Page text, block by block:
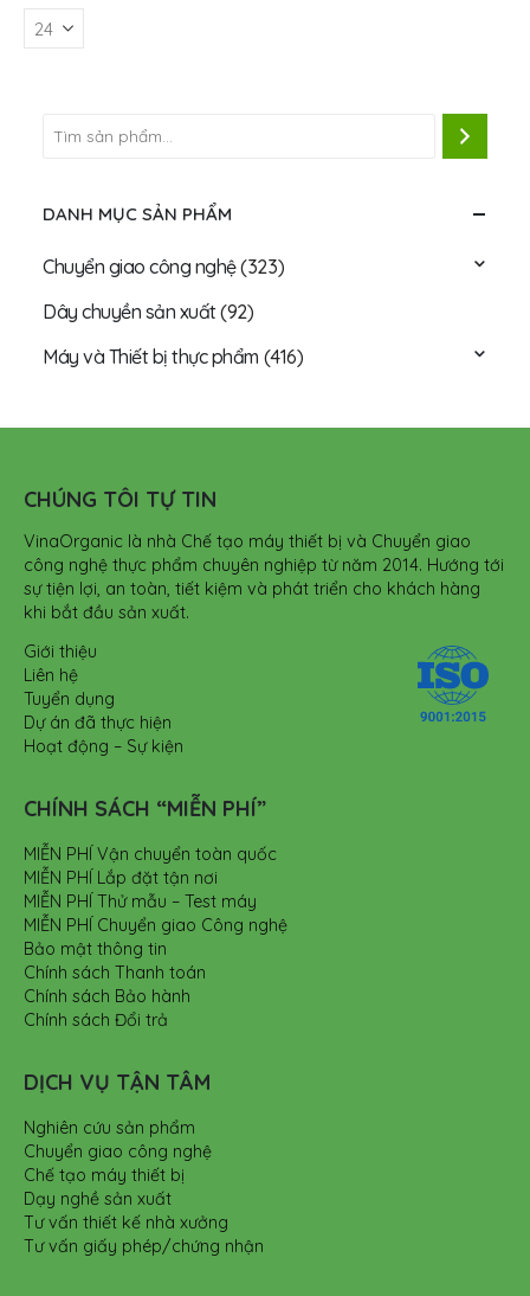
DANH MỤC SẢN PHẨM
Chuyển giao công nghệ(323)
Dây chuyền sản xuất(92)
Máy và Thiết bị thực phẩm (416)
CHÚNG TÔI TỰ TIN
VinaOrganic là nhà Chế tạo máy thiết bị và Chuyển giao
công nghệ thực phẩm chuyên nghiệp từ năm 2014. Hướng tới
sự tiện lợi, an toàn, tiết kiệm và phát triển cho khách hàng
khi bắt đầu sản xuất.
Giới thiệu
Liên hệ
Tuyển dụng
Dự án đã thực hiện
Hoạt động – Sự kiện
CHÍNH SÁCH “MIỄN PHÍ”
MIỄN PHÍ Vận chuyển toàn quốc
MIỄN PHÍ Lắp đặt tận nơi
MIỄN PHÍ Thử mẫu – Test máy
MIỄN PHÍ Chuyển giao Công nghệ
Bảo mật thông tin
Chính sách Thanh toán
Chính sách Bảo hành
Chính sách Đổi trả
DỊCH VỤ TẬN TÂM
Nghiên cứu sản phẩm
Chuyển giao công nghệ
Chế tạo máy thiết bị
Dạy nghề sản xuất
Tư vấn thiết kế nhà xưởng
Tư vấn giấy phép/chứng nhận